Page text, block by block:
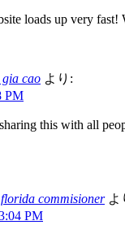
loads up very
gia cao より:
PM
this with all
commisioner よ
PM